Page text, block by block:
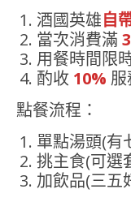
酒國英雄自
當次消費滿
用餐時間限
酌收 10% 服
點餐流程：
單點湯頭(有
挑主食(可選
加飲品(三五